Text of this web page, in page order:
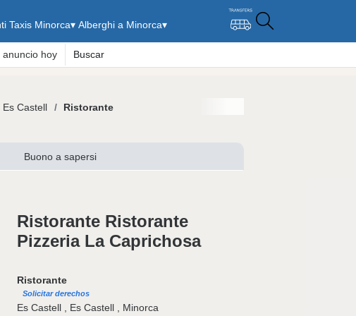
Taxis Minorca▾ Alberghi a Minorca▾
hoy Buscar
Es Castell Ristorante
Buono a sapersi
Ristorante Ristorante
Pizzeria La Caprichosa
Ristorante
Solicitar derechos
Es Castell , Es Castell , Minorca